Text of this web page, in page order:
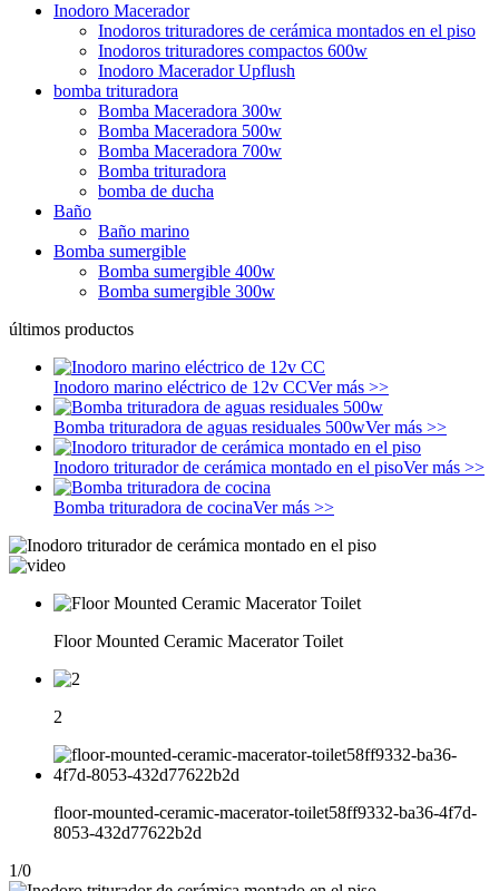
Inodoro Macerador
Inodoros trituradores de cerámica montados en el piso
Inodoros trituradores compactos 600w
Inodoro Macerador Upflush
bomba trituradora
Bomba Maceradora 300w
Bomba Maceradora 500w
Bomba Maceradora 700w
Bomba trituradora
bomba de ducha
Baño
Baño marino
Bomba sumergible
Bomba sumergible 400w
Bomba sumergible 300w
últimos productos
Inodoro marino eléctrico de 12v CCVer más >>
Bomba trituradora de aguas residuales 500wVer más >>
Inodoro triturador de cerámica montado en el pisoVer más >>
Bomba trituradora de cocinaVer más >>
Floor Mounted Ceramic Macerator Toilet
2
floor-mounted-ceramic-macerator-toilet58ff9332-ba36-4f7d-
8053-432d77622b2d
1/0